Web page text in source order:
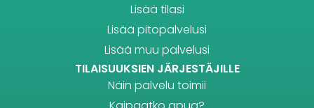
Lisää tilasi
Lisää pitopalvelusi
Lisää muu palvelusi
TILAISUUKSIEN JÄRJESTÄJILLE
Näin palvelu toimii